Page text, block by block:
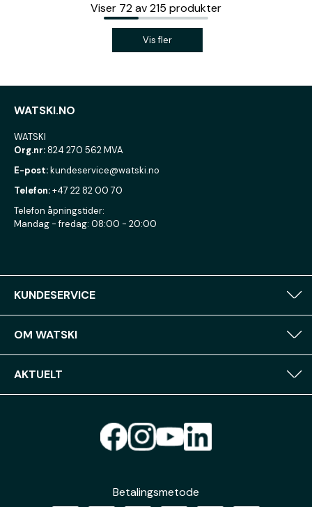
Viser 72av215 produkter
Vis fler
WATSKI.NO
WATSKI
Org.nr:824 270 562 MVA
E-post:kundeservice@watski.no
Telefon:+47 22 82 00 70
Telefon åpningstider:
Mandag - fredag: 08:00 - 20:00
KUNDESERVICE
OM WATSKI
AKTUELT
Betalingsmetode